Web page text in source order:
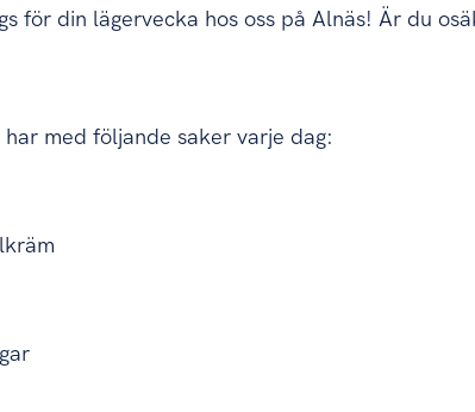
för din lägervecka hos oss på Alnäs! Är du
med följande saker varje dag: